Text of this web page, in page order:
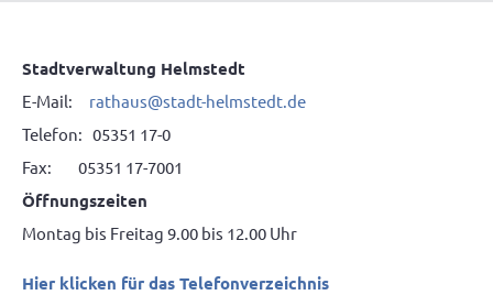
Stadtverwaltung Helmstedt
E-Mail: rathaus@stadt-helmstedt.de
Telefon: 05351 17-0
Fax: 05351 17-7001
Öffnungszeiten
Montag bis Freitag 9.00 bis 12.00 Uhr
Hier klicken für das Telefonverzeichnis